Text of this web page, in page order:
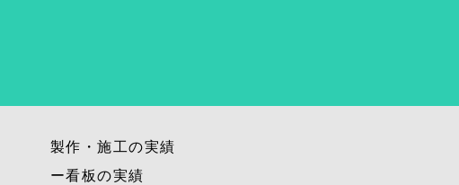
製作・施工の実績
ー看板の実績